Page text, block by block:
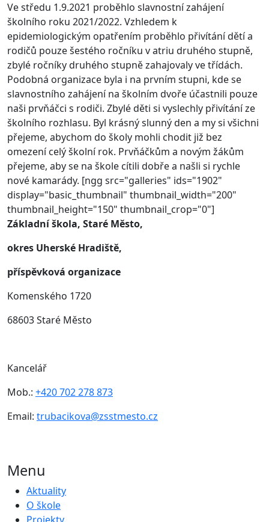
Ve středu 1.9.2021 proběhlo slavnostní zahájení
školního roku 2021/2022. Vzhledem k
epidemiologickým opatřením proběhlo přivítání dětí a
rodičů pouze šestého ročníku v atriu druhého stupně,
zbylé ročníky druhého stupně zahajovaly ve třídách.
Podobná organizace byla i na prvním stupni, kde se
slavnostního zahájení na školním dvoře účastnili pouze
naši prvňáčci s rodiči. Zbylé děti si vyslechly přivítání ze
školního rozhlasu. Byl krásný slunný den a my si všichni
přejeme, abychom do školy mohli chodit již bez
omezení celý školní rok. Prvňáčkům a novým žákům
přejeme, aby se na škole cítili dobře a našli si rychle
nové kamarády. [ngg src="galleries" ids="1902"
display="basic_thumbnail" thumbnail_width="200"
thumbnail_height="150" thumbnail_crop="0"]
Základní škola, Staré Město,
okres Uherské Hradiště,
příspěvková organizace
Komenského 1720
68603 Staré Město
Kancelář
Mob.: +420 702 278 873
Email: trubacikova@zsstmesto.cz
Menu
Aktuality
O škole